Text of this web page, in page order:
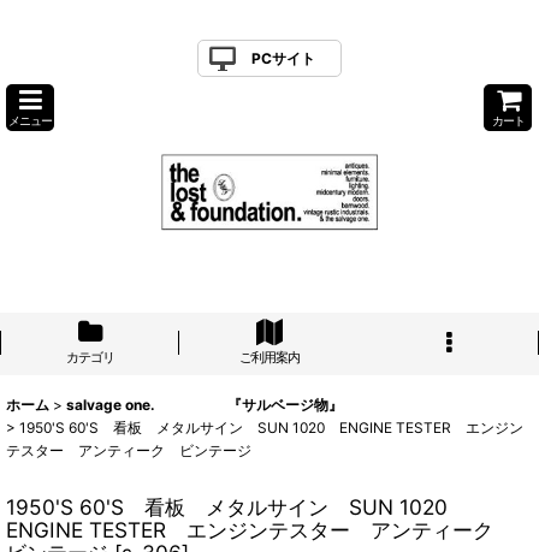
PCサイト
メニュー カート
カテゴリ ご利用案内
ホーム > salvage one. 『サルベージ物』
> 1950'S 60'S 看板 メタルサイン SUN 1020 ENGINE TESTER エンジン
テスター アンティーク ビンテージ
1950'S 60'S 看板 メタルサイン SUN 1020
ENGINE TESTER エンジンテスター アンティーク